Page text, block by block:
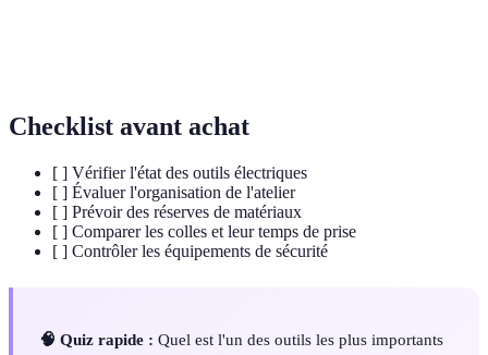
Checklist avant achat
[ ] Vérifier l'état des outils électriques
[ ] Évaluer l'organisation de l'atelier
[ ] Prévoir des réserves de matériaux
[ ] Comparer les colles et leur temps de prise
[ ] Contrôler les équipements de sécurité
🧠 Quiz rapide : Quel est l'un des outils les plus importants